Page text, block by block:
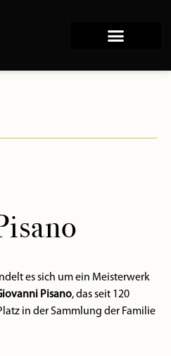
es sich um ein Meisterwerk
Pisano, das seit 120
in der Sammlung der Familie